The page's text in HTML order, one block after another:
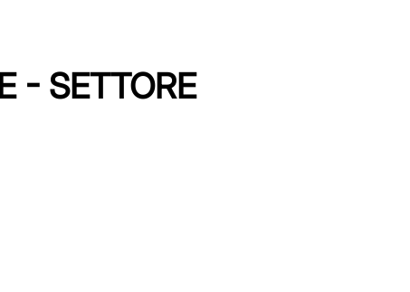
- SETTORE